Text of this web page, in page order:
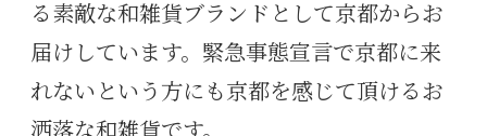
る素敵な和雑貨ブランドとして京都からお
届けしています。緊急事態宣言で京都に来
れないという方にも京都を感じて頂けるお